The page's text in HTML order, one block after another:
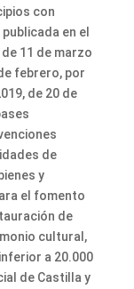
con
en el
11 de marzo
febrero, por
de 20 de
de
y
el fomento
de
cultural,
a 20.000
de Castilla y